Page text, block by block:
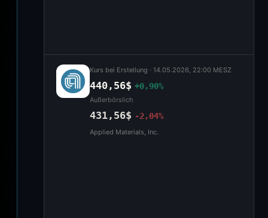
Kurs bei Erstellung · 14.05.2026, 22:00 MESZ
440,56$ +0,90%
Außerbörslich
431,56$ -2,04%
Applied Materials, Inc.